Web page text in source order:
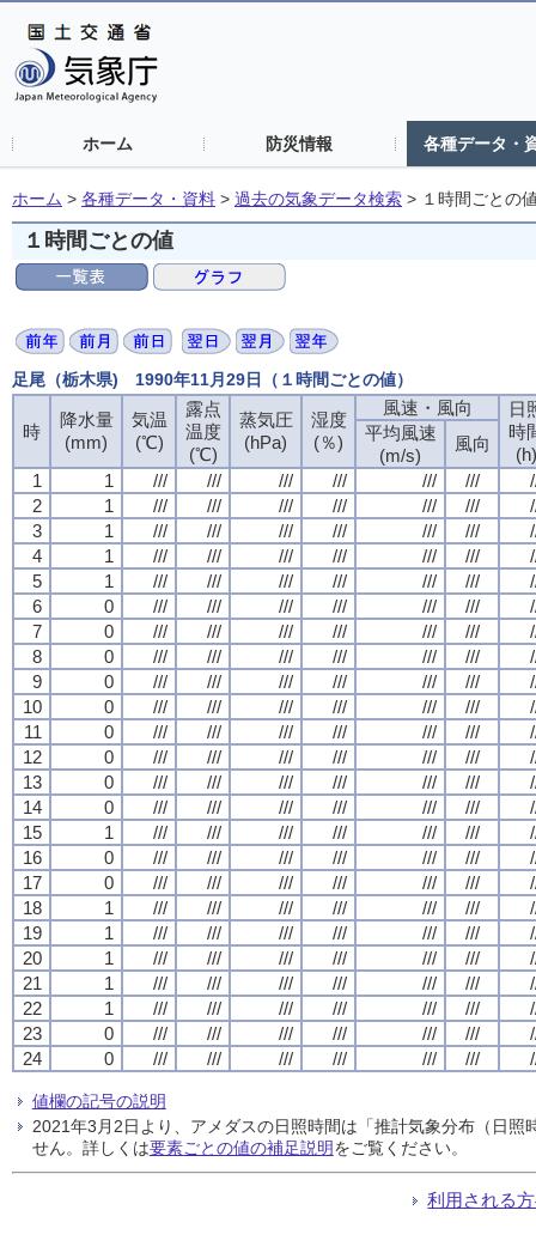
ホーム 防災情報 各種データ・
ホーム > 各種データ・資料 > 過去の気象データ検索 > １時間ごとの
１時間ごとの値
足尾（栃木県) 1990年11月29日（１時間ごとの値）
時
降水量
(mm)
気温
(℃)
露点
温度
(℃)
蒸気圧
(hPa)
湿度
(％)
風速・風向
日
時
(h)
平均風速
(m/s)
風向
1
1 /// /// /// /// /// ///
2
1 /// /// /// /// /// ///
3
1 /// /// /// /// /// ///
4
1 /// /// /// /// /// ///
5
1 /// /// /// /// /// ///
6
0 /// /// /// /// /// ///
7
0 /// /// /// /// /// ///
8
0 /// /// /// /// /// ///
9
0 /// /// /// /// /// ///
10
0 /// /// /// /// /// ///
11
0 /// /// /// /// /// ///
12
0 /// /// /// /// /// ///
13
0 /// /// /// /// /// ///
14
0 /// /// /// /// /// ///
15
1 /// /// /// /// /// ///
16
0 /// /// /// /// /// ///
17
0 /// /// /// /// /// ///
18
1 /// /// /// /// /// ///
19
1 /// /// /// /// /// ///
20
1 /// /// /// /// /// ///
21
1 /// /// /// /// /// ///
22
1 /// /// /// /// /// ///
23
0 /// /// /// /// /// ///
24
0 /// /// /// /// /// ///
値欄の記号の説明
2021年3月2日より、アメダスの日照時間は「推計気象分布（日
せん。詳しくは要素ごとの値の補足説明をご覧ください。
利用される